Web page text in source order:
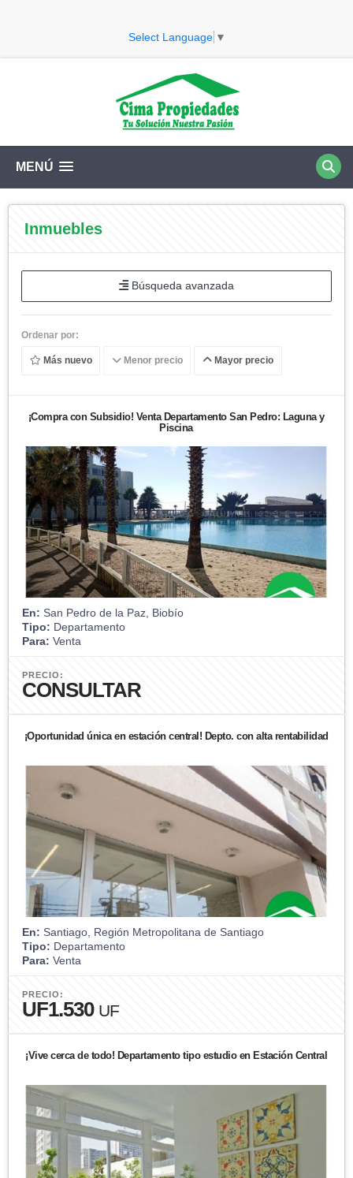
Select Language ▼
MENÚ
Inmuebles
Búsqueda avanzada
Ordenar por:
Más nuevo Menor precio Mayor precio
¡Compra con Subsidio! Venta Departamento San Pedro: Laguna y
Piscina
En: San Pedro de la Paz, Biobío
Tipo: Departamento
Para: Venta
PRECIO:
CONSULTAR
¡Oportunidad única en estación central! Depto. con alta rentabilidad
En: Santiago, Región Metropolitana de Santiago
Tipo: Departamento
Para: Venta
PRECIO:
UF1.530 UF
¡Vive cerca de todo! Departamento tipo estudio en Estación Central